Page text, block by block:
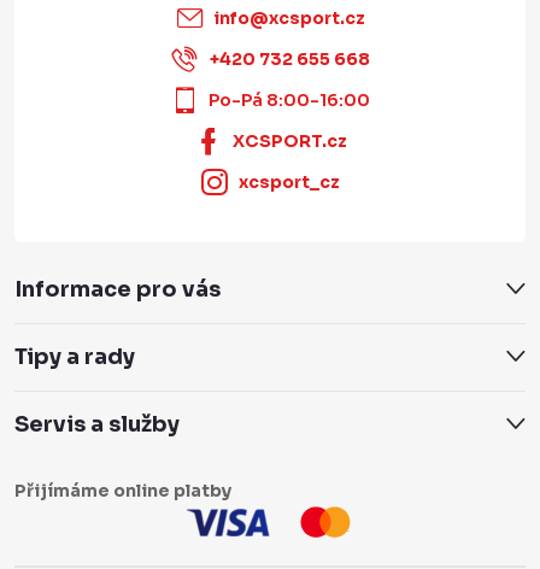
info@xcsport.cz
+420 732 655 668
Po-Pá 8:00-16:00
XCSPORT.cz
xcsport_cz
Informace pro vás
Tipy a rady
Servis a služby
Přijímáme online platby